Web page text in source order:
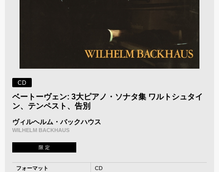
CD
ベートーヴェン: 3大ピアノ・ソナタ集 ワルトシュタイ
ン、テンペスト、告別
ヴィルヘルム・バックハウス
WILHELM BACKHAUS
限 定
フォーマット
CD